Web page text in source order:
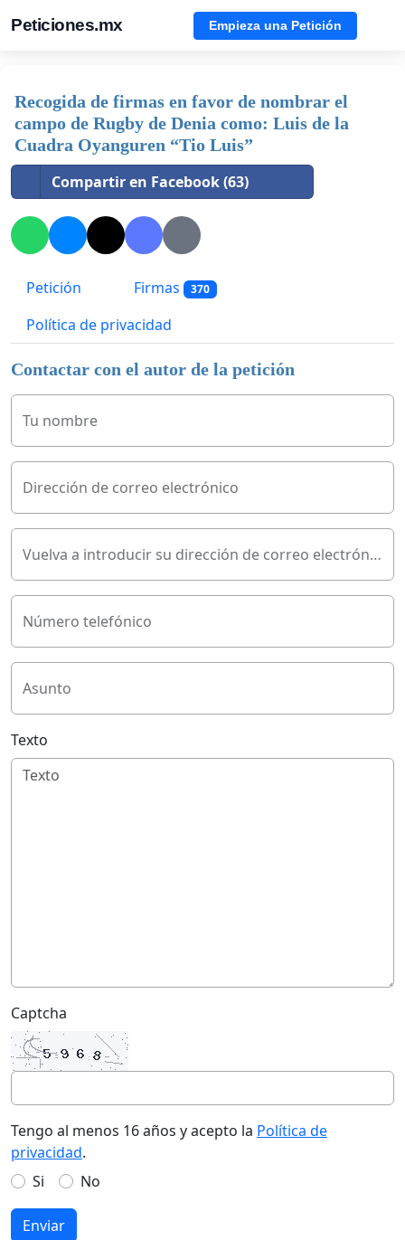
Peticiones.mx Empieza una Petición
Recogida de firmas en favor de nombrar el
campo de Rugby de Denia como: Luis de la
Cuadra Oyanguren “Tio Luis”
Compartir en Facebook (63)
Petición Firmas 370
Política de privacidad
Contactar con el autor de la petición
Tu nombre
Dirección de correo electrónico
Vuelva a introducir su dirección de correo electrónico
Número telefónico
Asunto
Texto
Captcha
Tengo al menos 16 años y acepto la Política de
privacidad.
Si
No
Enviar